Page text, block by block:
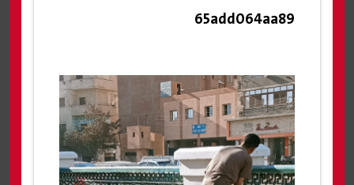
65add064aa89